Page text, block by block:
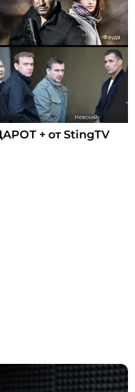
+ от StingTV